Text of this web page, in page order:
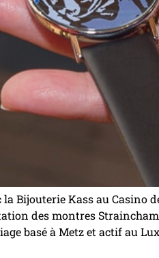
Bijouterie Kass au Casino
des montres
basé à Metz et actif au